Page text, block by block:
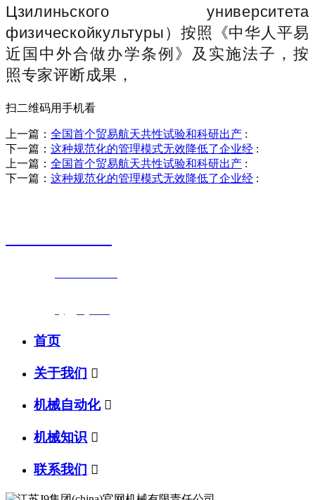
Цзилиньского университета
физическойкультуры）按照《中华人平易
近国中外合做办学条例》及实施法子，按
照专家评断成果，
扫二维码用手机看
上一篇： 全国首个贸易航天共性试验和科研出产 :
下一篇： 这种规范化的管理模式无效降低了企业经 :
上一篇： 全国首个贸易航天共性试验和科研出产 :
下一篇： 这种规范化的管理模式无效降低了企业经 :
首页
关于我们 
机械自动化 
机械知识 
联系我们 